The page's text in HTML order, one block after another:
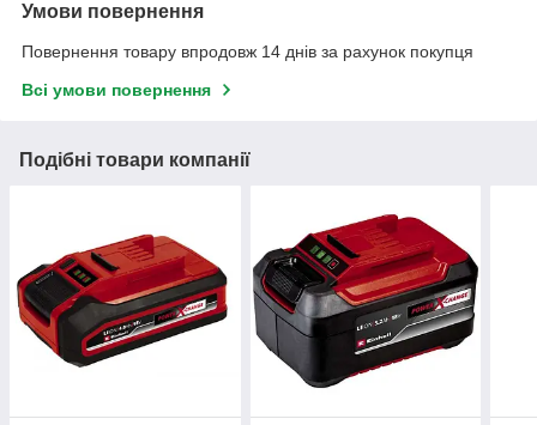
Умови повернення
Повернення товару впродовж 14 днів за рахунок покупця
Всі умови повернення
Подібні товари компанії